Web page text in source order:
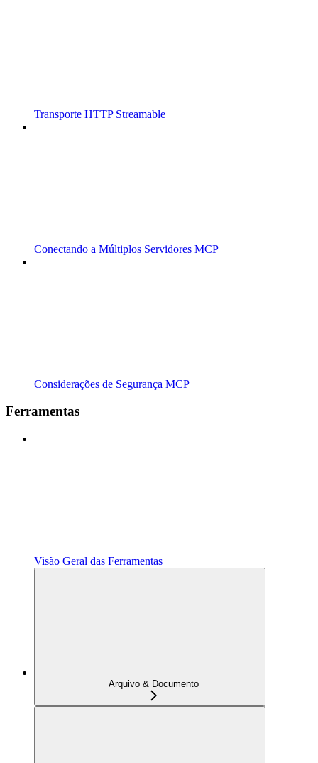
Transporte HTTP Streamable
Conectando a Múltiplos Servidores MCP
Considerações de Segurança MCP
Ferramentas
Visão Geral das Ferramentas
Arquivo & Documento